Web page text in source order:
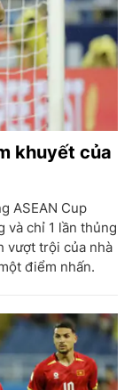
khuyết của
ASEAN Cup
và chỉ 1 lần thủng
vượt trội của nhà
điểm nhấn.